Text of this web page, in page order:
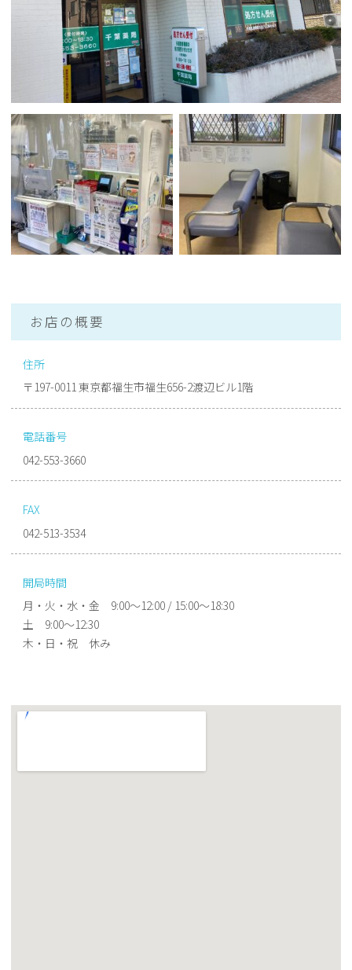
お店の概要
住所
〒197-0011 東京都福生市福生656-2渡辺ビル1階
電話番号
042-553-3660
FAX
042-513-3534
開局時間
月・火・水・金 9:00〜12:00 / 15:00〜18:30
土 9:00〜12:30
木・日・祝 休み